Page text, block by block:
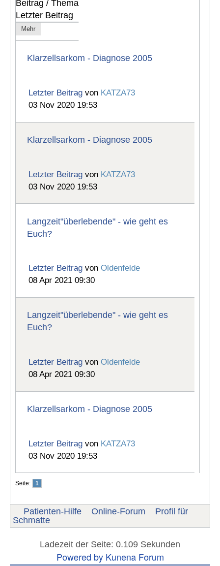
Beitrag / Thema
Letzter Beitrag
Mehr
Klarzellsarkom - Diagnose 2005
Letzter Beitrag von KATZA73
03 Nov 2020 19:53
Klarzellsarkom - Diagnose 2005
Letzter Beitrag von KATZA73
03 Nov 2020 19:53
Langzeit"überlebende" - wie geht es
Euch?
Letzter Beitrag vonOldenfelde
08 Apr 2021 09:30
Langzeit"überlebende" - wie geht es
Euch?
Letzter Beitrag vonOldenfelde
08 Apr 2021 09:30
Klarzellsarkom - Diagnose 2005
Letzter Beitrag von KATZA73
03 Nov 2020 19:53
Seite: 1
Patienten-Hilfe Online-Forum
Profil für
Schmatte
Ladezeit der Seite: 0.109 Sekunden
Powered by Kunena Forum